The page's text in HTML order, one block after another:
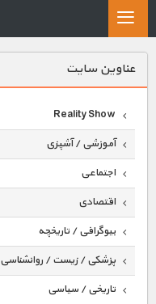
عناوين سايت
Reality Show
آموزشی / آشپزی
اجتماعی
اقتصادی
بیوگرافی / تاریخچه
پزشکی / زیست / روانشناسی
تاریخی / سیاسی